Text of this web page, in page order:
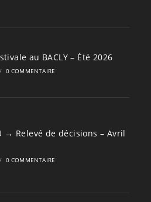
au BACLY – Été 2026
/ 0 COMMENTAIRE
→ Relevé de décisions – Avril
/ 0 COMMENTAIRE